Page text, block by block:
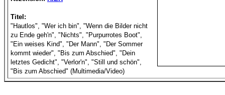
Titel:
"Hautlos", "Wer ich bin", "Wenn die Bilder nicht
zu Ende geh'n", "Nichts", "Purpurrotes Boot",
"Ein weises Kind", "Der Mann", "Der Sommer
kommt wieder", "Bis zum Abschied", "Dein
letztes Gedicht", "Verlor'n", "Still und schön",
"Bis zum Abschied" (Multimedia/Video)